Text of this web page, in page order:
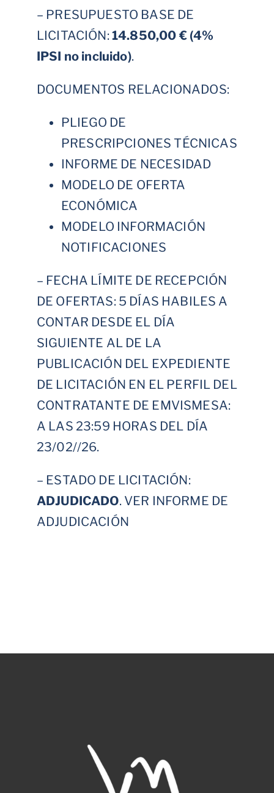
– PRESUPUESTO BASE DE
LICITACIÓN: 14.850,00 € (4%
IPSI no incluido).
DOCUMENTOS RELACIONADOS:
PLIEGO DE
PRESCRIPCIONES TÉCNICAS
INFORME DE NECESIDAD
MODELO DE OFERTA
ECONÓMICA
MODELO INFORMACIÓN
NOTIFICACIONES
– FECHA LÍMITE DE RECEPCIÓN
DE OFERTAS: 5 DÍAS HABILES A
CONTAR DESDE EL DÍA
SIGUIENTE AL DE LA
PUBLICACIÓN DEL EXPEDIENTE
DE LICITACIÓN EN EL PERFIL DEL
CONTRATANTE DE EMVISMESA:
A LAS 23:59 HORAS DEL DÍA
23/02//26.
– ESTADO DE LICITACIÓN:
ADJUDICADO. VER INFORME DE
ADJUDICACIÓN